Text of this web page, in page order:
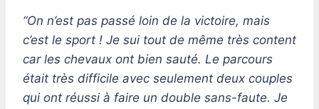
“On n’est pas passé loin de la victoire, mais
c’est le sport ! Je sui tout de même très content
car les chevaux ont bien sauté. Le parcours
était très difficile avec seulement deux couples
qui ont réussi à faire un double sans-faute. Je